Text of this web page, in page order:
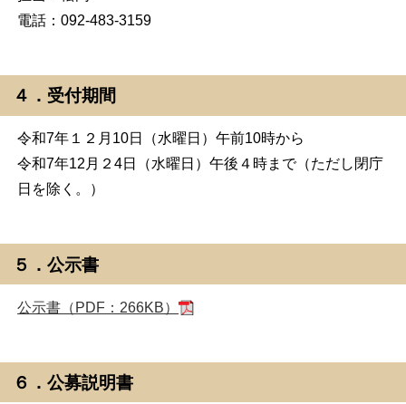
電話：092-483-3159
４．受付期間
令和7年１２月10日（水曜日）午前10時から
令和7年12月２4日（水曜日）午後４時まで（ただし閉庁
日を除く。）
５．公示書
公示書（PDF：266KB）
６．公募説明書